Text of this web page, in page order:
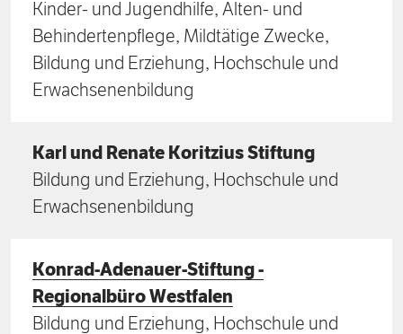
Kinder- und Jugendhilfe, Alten- und
Behindertenpflege, Mildtätige Zwecke,
Bildung und Erziehung, Hochschule und
Erwachsenenbildung
Karl und Renate Koritzius Stiftung
Bildung und Erziehung, Hochschule und
Erwachsenenbildung
Konrad-Adenauer-Stiftung -
Regionalbüro Westfalen
Bildung und Erziehung, Hochschule und